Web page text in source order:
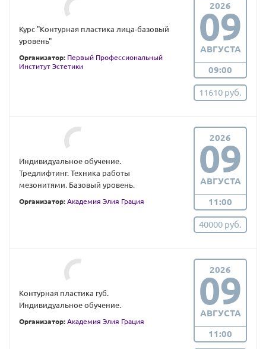
Курс "Контурная пластика лица-базовый
уровень"
Организатор: Первый Профессиональный
Институт Эстетики
2026
09
АВГУСТА
09:00
11610 руб.
Индивидуальное обучение.
Тредлифтинг. Техника работы
мезонитями. Базовый уровень.
Организатор: Академия Элия Грация
2026
09
АВГУСТА
11:00
40000 руб.
Контурная пластика губ.
Индивидуальное обучение.
Организатор: Академия Элия Грация
2026
09
АВГУСТА
11:00